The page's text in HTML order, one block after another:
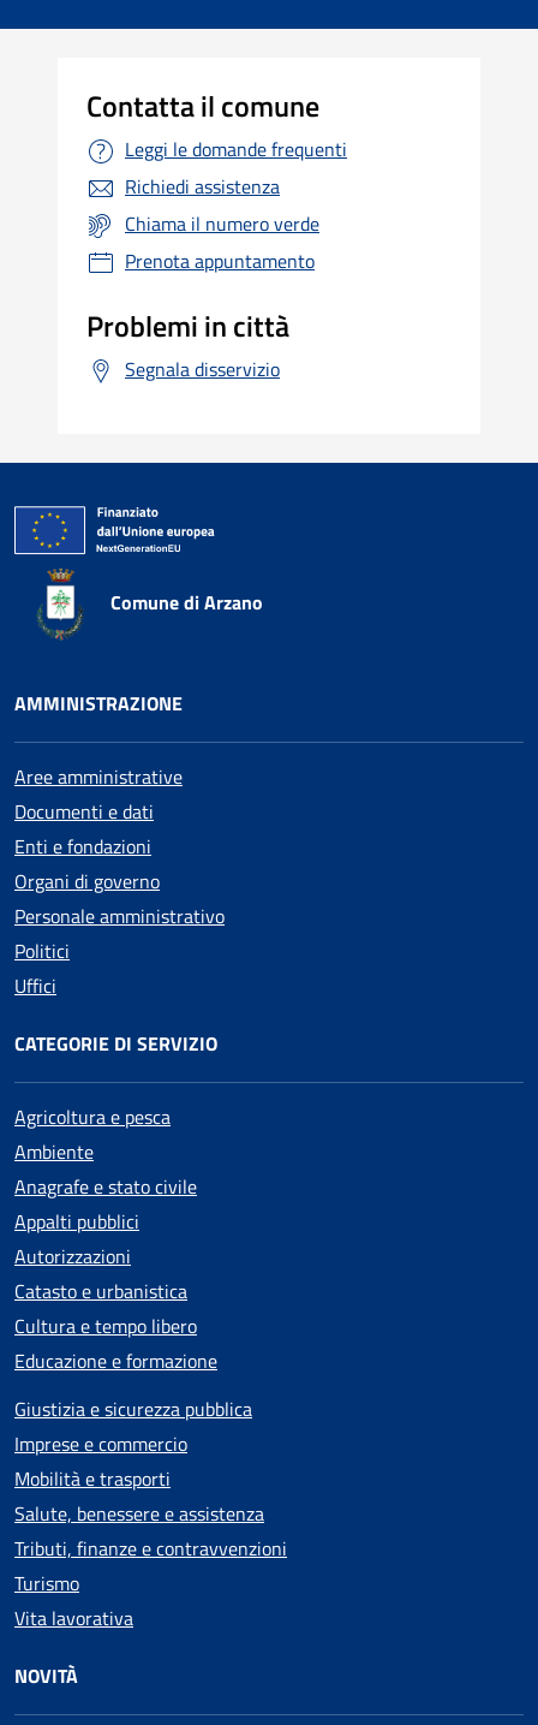
Contatta il comune
Leggi le domande frequenti
Richiedi assistenza
Chiama il numero verde
Prenota appuntamento
Problemi in città
Segnala disservizio
Comune di Arzano
AMMINISTRAZIONE
Aree amministrative
Documenti e dati
Enti e fondazioni
Organi di governo
Personale amministrativo
Politici
Uffici
CATEGORIE DI SERVIZIO
Agricoltura e pesca
Ambiente
Anagrafe e stato civile
Appalti pubblici
Autorizzazioni
Catasto e urbanistica
Cultura e tempo libero
Educazione e formazione
Giustizia e sicurezza pubblica
Imprese e commercio
Mobilità e trasporti
Salute, benessere e assistenza
Tributi, finanze e contravvenzioni
Turismo
Vita lavorativa
NOVITÀ